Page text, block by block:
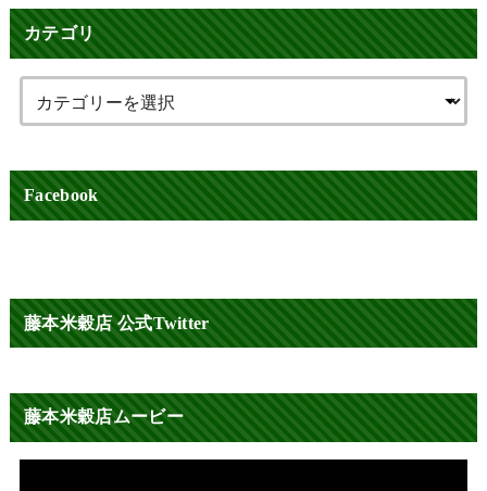
カテゴリ
Facebook
藤本米穀店 公式Twitter
藤本米穀店ムービー